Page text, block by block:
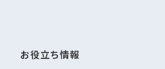
お役立ち情報